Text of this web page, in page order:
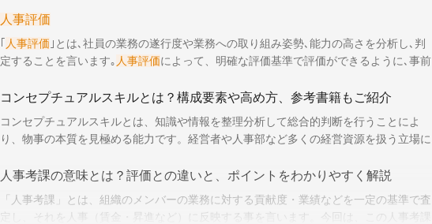
人事評価
人事評価 ｣とは､社員の業務の遂行度や業務への取り組み姿勢､能力の高さを分析し､判
定することを言います｡ 人事評価によって、明確な評価基準で評価ができるように､事前
コンセプチュアルスキルとは？構成要素や高め方、参考書籍もご紹介
コンセプチュアルスキルとは、知識や情報を整理分析して総合的判断を行うことによ
り、物事の本質を見極める能力です。経営者や人事部など多くの経営資源を扱う立場に
人事考課の意味とは？評価との違いと、ポイントをわかりやすく解説
「人事考課」とは、組織のメンバーの業務に対する貢献度・業績などを一定の基準で査
定し、それを人事（賃金・昇進など）に反映する事を言います。今回は、この人事考課